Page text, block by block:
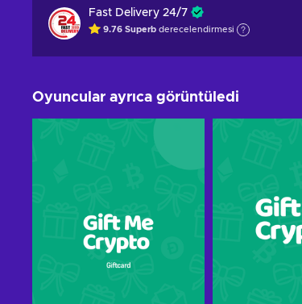
Fast Delivery 24/7
9.76 Superb derecelendirmesi
Oyuncular ayrıca görüntüledi